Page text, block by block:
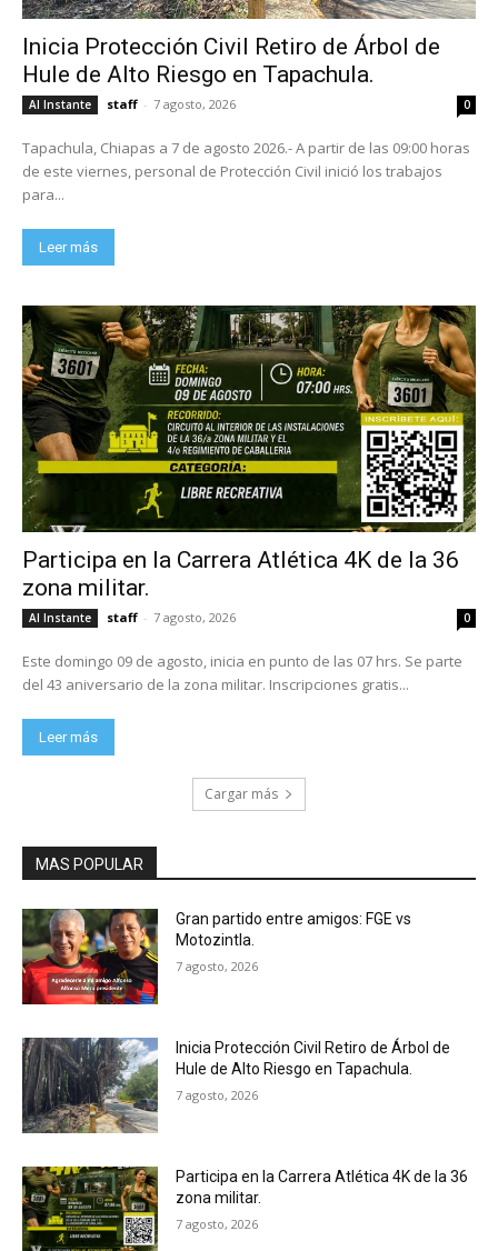
Inicia Protección Civil Retiro de Árbol de
Hule de Alto Riesgo en Tapachula.
Al Instante staff - 7 agosto, 2026 0
Tapachula, Chiapas a 7 de agosto 2026.- A partir de las 09:00 horas
de este viernes, personal de Protección Civil inició los trabajos
para...
Leer más
Participa en la Carrera Atlética 4K de la 36
zona militar.
Al Instante staff - 7 agosto, 2026 0
Este domingo 09 de agosto, inicia en punto de las 07 hrs. Se parte
del 43 aniversario de la zona militar. Inscripciones gratis...
Leer más
Cargar más
MAS POPULAR
Gran partido entre amigos: FGE vs
Motozintla.
7 agosto, 2026
Inicia Protección Civil Retiro de Árbol de
Hule de Alto Riesgo en Tapachula.
7 agosto, 2026
Participa en la Carrera Atlética 4K de la 36
zona militar.
7 agosto, 2026